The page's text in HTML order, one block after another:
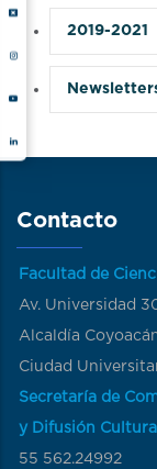
2019-2021
Contacto
Facultad de
Av. Universidad
Alcaldía
Ciudad
Secretaría de
y Difusión
55 562.24992